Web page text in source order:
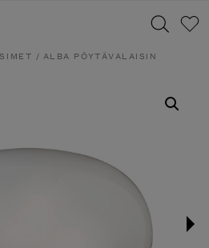
for results.
/ ALBA PÖYTÄVALAISIN